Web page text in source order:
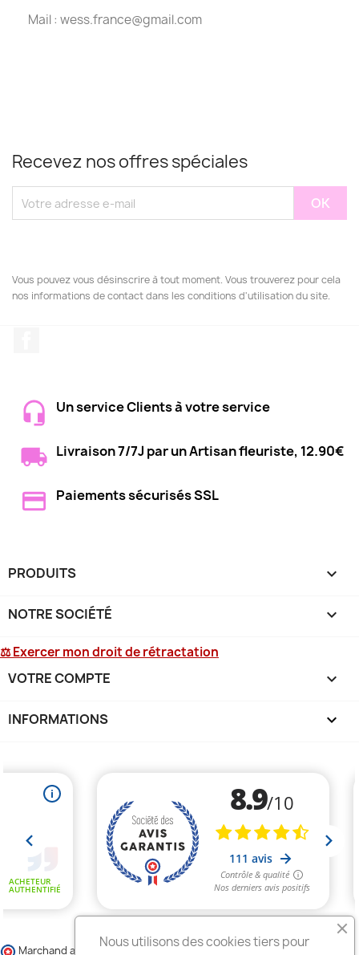
Mail : wess.france@gmail.com
Recevez nos offres spéciales
Vous pouvez vous désinscrire à tout moment. Vous trouverez pour cela
nos informations de contact dans les conditions d'utilisation du site.
Un service Clients à votre service
Livraison 7/7J par un Artisan fleuriste, 12.90€
Paiements sécurisés SSL
PRODUITS 
NOTRE SOCIÉTÉ 
⚖ Exercer mon droit de rétractation
VOTRE COMPTE 
INFORMATIONS keyboard_arrow_down
Marchand approuvé par la Société des Avis Garantis,cliquez ici pour
Nous utilisons des cookies tiers pour